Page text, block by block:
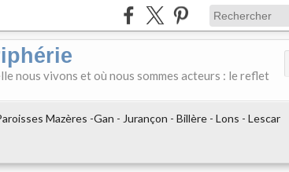
nous vivons et où nous sommes acteurs : le reflet
Mazères -Gan - Jurançon - Billère - Lons - Lescar